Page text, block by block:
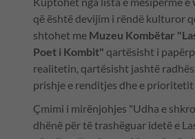
që është devijim i rëndë kulturor
shtohet me Muzeu Kombëtar
Poet i Kombit" qartësisht i
realitetin, qartësisht jashtë
prishje e renditjes dhe e
Çmimi i mirënjohjes "Udha e
dhënë për të trashëguar idetë e